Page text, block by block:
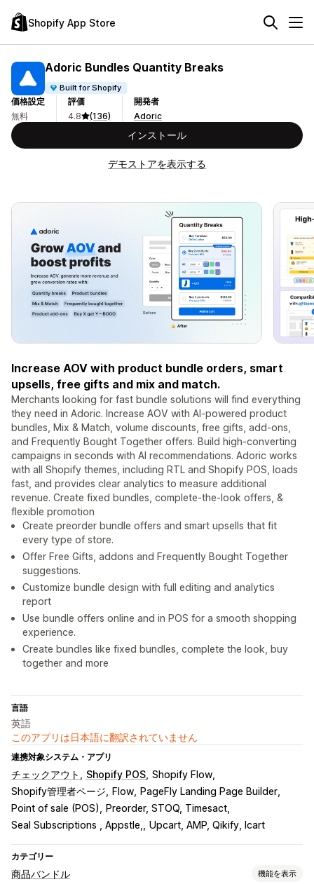
Shopify App Store
Adoric Bundles Quantity Breaks
Built for Shopify
価格設定
無料
評価
4.8
(136)
開発者
Adoric
インストール
デモストアを表示する
Increase AOV with product bundle orders, smart
upsells, free gifts and mix and match.
Merchants looking for fast bundle solutions will find everything
they need in Adoric. Increase AOV with AI-powered product
bundles, Mix & Match, volume discounts, free gifts, add-ons,
and Frequently Bought Together offers. Build high-converting
campaigns in seconds with AI recommendations. Adoric works
with all Shopify themes, including RTL and Shopify POS, loads
fast, and provides clear analytics to measure additional
revenue. Create fixed bundles, complete-the-look offers, &
flexible promotion
Create preorder bundle offers and smart upsells that fit
every type of store.
Offer Free Gifts, addons and Frequently Bought Together
suggestions.
Customize bundle design with full editing and analytics
report
Use bundle offers online and in POS for a smooth shopping
experience.
Create bundles like fixed bundles, complete the look, buy
together and more
言語
英語
このアプリは日本語に翻訳されていません
連携対象システム・アプリ
チェックアウト Shopify POS Shopify Flow
Shopify管理者ページ
Flow
PageFly Landing Page Builder
Point of sale (POS)
Preorder, STOQ, Timesact
Seal Subscriptions , Appstle, Upcart, AMP, Qikify, Icart
カテゴリー
商品バンドル 機能を表示